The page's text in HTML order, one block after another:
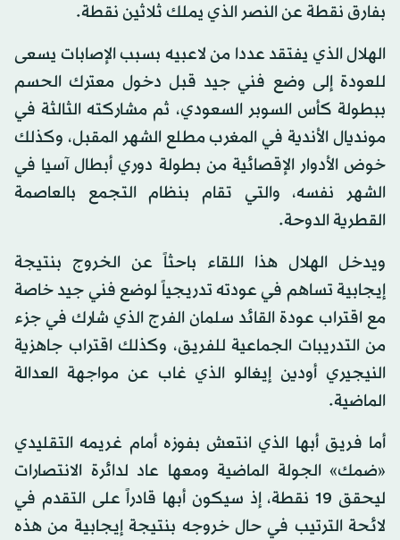
بفارق نقطة عن النصر الذي يملك ثلاثين نقطة.
الهلال الذي يفتقد عددا من لاعبيه بسبب الإصابات يسعى
للعودة إلى وضع فني جيد قبل دخول معترك الحسم
ببطولة كأس السوبر السعودي، ثم مشاركته الثالثة في
مونديال الأندية في المغرب مطلع الشهر المقبل، وكذلك
خوض الأدوار الإقصائية من بطولة دوري أبطال آسيا في
الشهر نفسه، والتي تقام بنظام التجمع بالعاصمة
القطرية الدوحة.
ويدخل الهلال هذا اللقاء باحثاً عن الخروج بنتيجة
إيجابية تساهم في عودته تدريجياً لوضع فني جيد خاصة
مع اقتراب عودة القائد سلمان الفرج الذي شارك في جزء
من التدريبات الجماعية للفريق، وكذلك اقتراب جاهزية
النيجيري أودين إيغالو الذي غاب عن مواجهة العدالة
الماضية.
أما فريق أبها الذي انتعش بفوزه أمام غريمه التقليدي
«ضمك» الجولة الماضية ومعها عاد لدائرة الانتصارات
ليحقق 19 نقطة، إذ سيكون أبها قادراً على التقدم في
لائحة الترتيب في حال خروجه بنتيجة إيجابية من هذه